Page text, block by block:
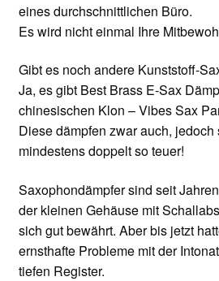
eines durchschnittlichen Büro.
Es wird nicht einmal Ihre
Gibt es noch andere Kunststoff-
Ja, es gibt Best Brass E-Sax
chinesischen Klon – Vibes Sax
Diese dämpfen zwar auch, jedoch
mindestens doppelt so teuer!
Saxophondämpfer sind seit
der kleinen Gehäuse mit
sich gut bewährt. Aber bis jetzt
ernsthafte Probleme mit der
tiefen Register.